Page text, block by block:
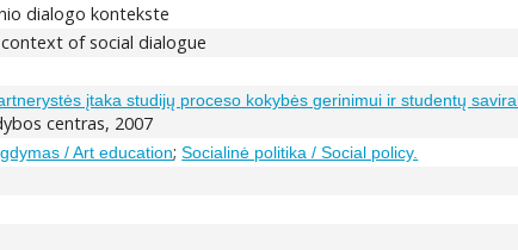
dialogo kontekste
of social dialogue
įtaka studijų proceso kokybės gerinimui ir studentų
centras, 2007
/ Art education;Socialinė politika / Social policy.